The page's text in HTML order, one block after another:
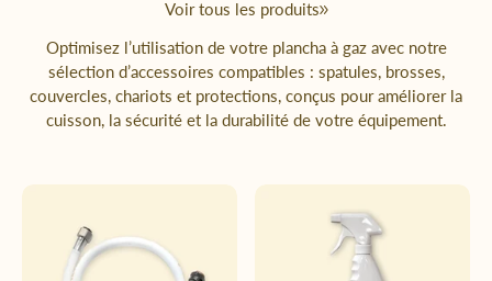
Voir tous les produits
Optimisez l’utilisation de votre plancha à gaz avec notre
sélection d’accessoires compatibles : spatules, brosses,
couvercles, chariots et protections, conçus pour améliorer la
cuisson, la sécurité et la durabilité de votre équipement.